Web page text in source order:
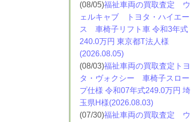
(08/05)福祉車両の買取査定 ウ
ェルキャブ トヨタ・ハイエー
ス
車椅子リフト車 令和3年式
240.0万円 東京都T法人様
(2026.08.05)
(08/03)福祉車両の買取査定トヨ
タ・ヴォクシー 車椅子スロー
プ仕様 令和07年式249.0万円 埼
玉県H様(2026.08.03)
(07/30)福祉車両の買取査定 ウ